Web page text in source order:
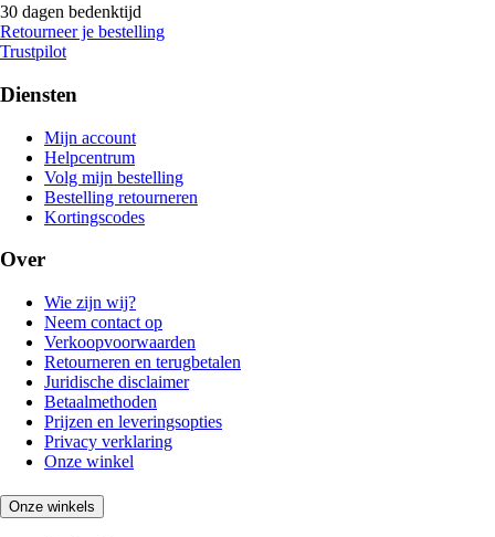
30 dagen bedenktijd
Retourneer je bestelling
Trustpilot
Diensten
Mijn account
Helpcentrum
Volg mijn bestelling
Bestelling retourneren
Kortingscodes
Over
Wie zijn wij?
Neem contact op
Verkoopvoorwaarden
Retourneren en terugbetalen
Juridische disclaimer
Betaalmethoden
Prijzen en leveringsopties
Privacy verklaring
Onze winkel
Onze winkels